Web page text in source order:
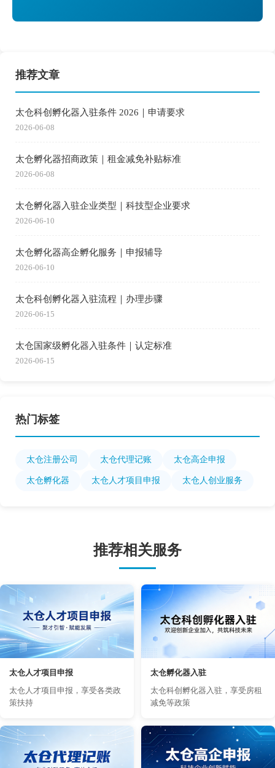
推荐文章
太仓科创孵化器入驻条件 2026｜申请要求
2026-06-08
太仓孵化器招商政策｜租金减免补贴标准
2026-06-08
太仓孵化器入驻企业类型｜科技型企业要求
2026-06-10
太仓孵化器高企孵化服务｜申报辅导
2026-06-10
太仓科创孵化器入驻流程｜办理步骤
2026-06-15
太仓国家级孵化器入驻条件｜认定标准
2026-06-15
热门标签
太仓注册公司 太仓代理记账 太仓高企申报
太仓孵化器 太仓人才项目申报 太仓人创业服务
推荐相关服务
太仓人才项目申报
太仓人才项目申报，享受各类政
策扶持
太仓孵化器入驻
太仓科创孵化器入驻，享受房租
减免等政策